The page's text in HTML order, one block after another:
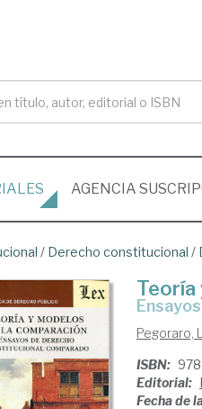
AGENCIA
/ Derecho constitucional /
Teoría
Pegoraro,
ISBN:
Editorial:
Fecha de